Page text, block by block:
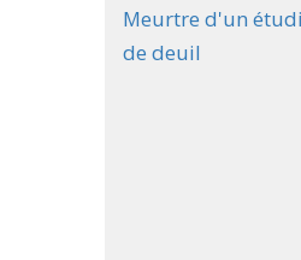
Meurtre d'un
de deuil